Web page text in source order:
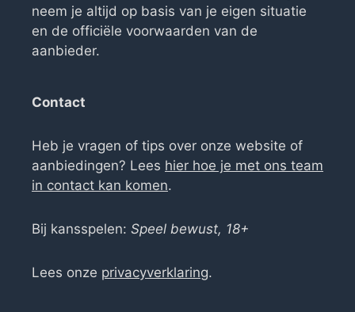
neem je altijd op basis van je eigen situatie
en de officiële voorwaarden van de
aanbieder.
Contact
Heb je vragen of tips over onze website of
aanbiedingen? Lees hier hoe je met ons team
in contact kan komen.
Bij kansspelen: Speel bewust, 18+
Lees onze privacyverklaring.